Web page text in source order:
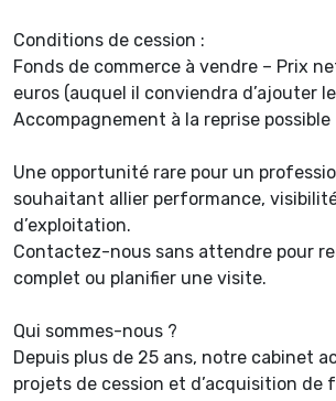
Conditions de cession :
Fonds de commerce à vendre – Prix
euros (auquel il conviendra d’ajouter
Accompagnement à la reprise possible
Une opportunité rare pour un
souhaitant allier performance,
d’exploitation.
Contactez-nous sans attendre pour
complet ou planifier une visite.
Qui sommes-nous ?
Depuis plus de 25 ans, notre cabinet
projets de cession et d’acquisition de